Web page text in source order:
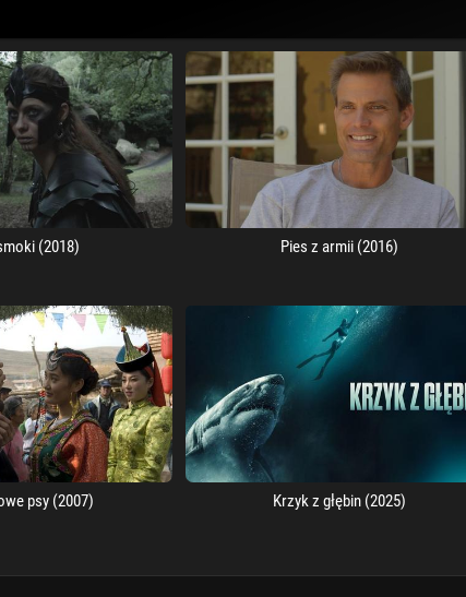
(2018) Pies z armii (2016)
psy (2007) Krzyk z głębin (2025)